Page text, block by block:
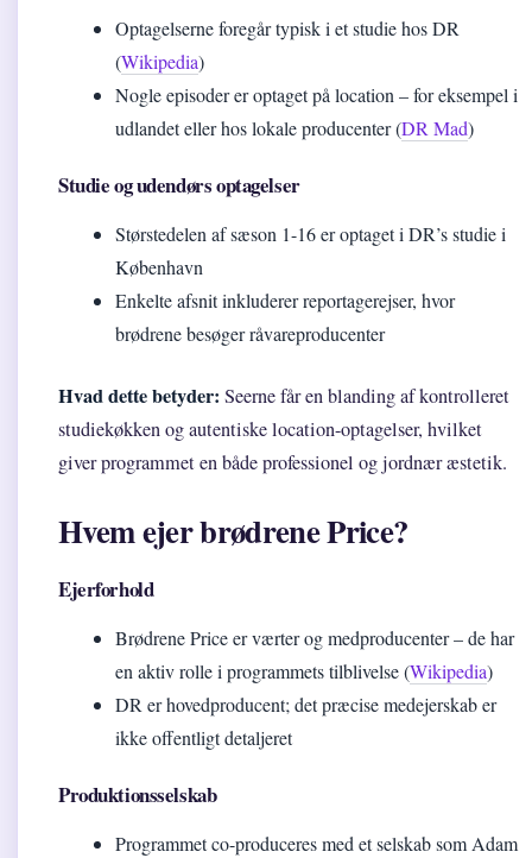
Optagelserne foregår typisk i et studie hos DR
(Wikipedia)
Nogle episoder er optaget på location – for eksempel i
udlandet eller hos lokale producenter (DR Mad)
Studie og udendørs optagelser
Størstedelen af sæson 1-16 er optaget i DR’s studie i
København
Enkelte afsnit inkluderer reportagerejser, hvor
brødrene besøger råvareproducenter
Hvad dette betyder: Seerne får en blanding af kontrolleret
studiekøkken og autentiske location-optagelser, hvilket
giver programmet en både professionel og jordnær æstetik.
Hvem ejer brødrene Price?
Ejerforhold
Brødrene Price er værter og medproducenter – de har
en aktiv rolle i programmets tilblivelse (Wikipedia)
DR er hovedproducent; det præcise medejerskab er
ikke offentligt detaljeret
Produktionsselskab
Programmet co-produceres med et selskab som Adam